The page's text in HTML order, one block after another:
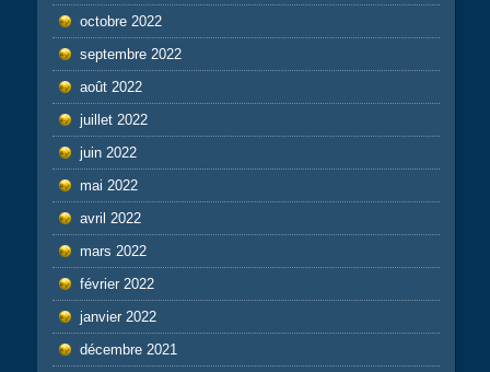
octobre 2022
septembre 2022
août 2022
juillet 2022
juin 2022
mai 2022
avril 2022
mars 2022
février 2022
janvier 2022
décembre 2021